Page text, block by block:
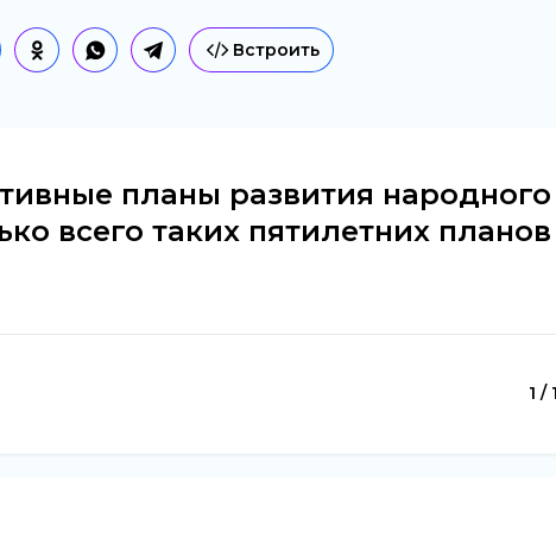
Встроить
планы развития народного
всего таких пятилетних планов
1 /